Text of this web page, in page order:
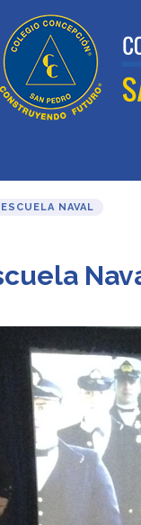
NAVAL